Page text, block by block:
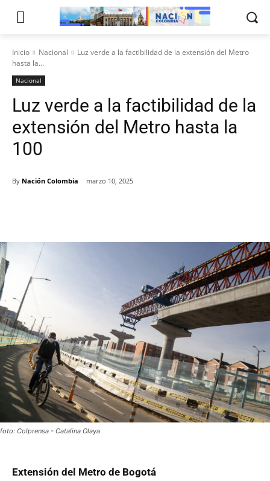
Inicio Nacional
Luz verde a la factibilidad de la extensión del Metro
hasta la...
Nacional
Luz verde a la factibilidad de la
extensión del Metro hasta la
100
By Nación Colombia marzo 10, 2025
foto: Colprensa - Catalina Olaya
Extensión del Metro de Bogotá